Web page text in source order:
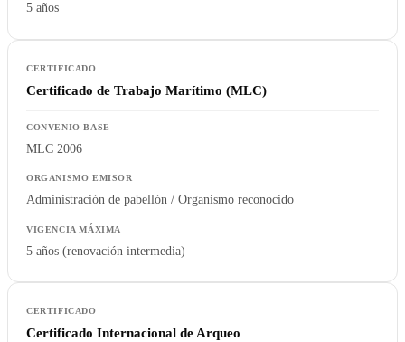
5 años
Certificado de Trabajo Marítimo (MLC)
MLC 2006
Administración de pabellón / Organismo reconocido
5 años (renovación intermedia)
Certificado Internacional de Arqueo